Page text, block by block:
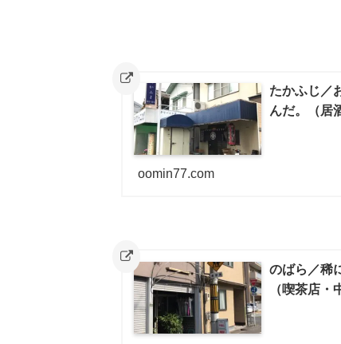
たかふじ／
んだ。（居
oomin77.com
のばら／稀
（喫茶店・